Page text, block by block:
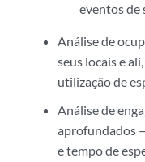
eventos de
Análise de
seus locais e
utilização de
Análise de
aprofundados
e tempo de